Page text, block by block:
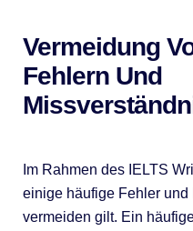
Vermeidung
Fehlern Und
Im Rahmen des IELTS
einige häufige Fehler
vermeiden gilt. Ein